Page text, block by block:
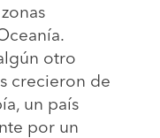
otro
crecieron de
un país
por un